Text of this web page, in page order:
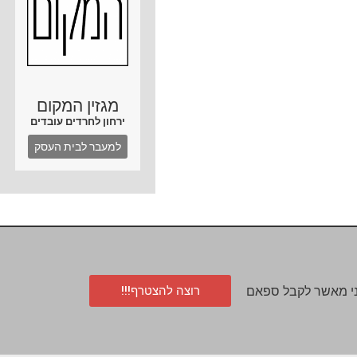
מגזין המקום
ירחון לחרדים עובדים
למעבר לבית העסק
מאשר לקבל ספאם רוצה להצטרף!!!